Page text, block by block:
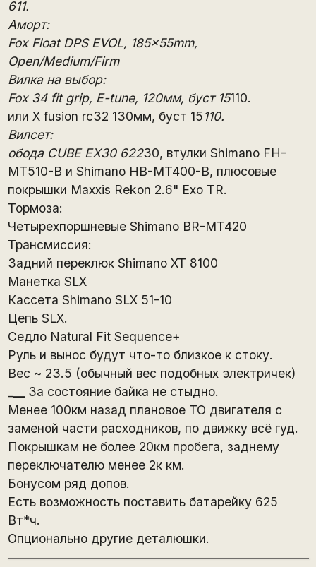
611.
Аморт:
Fox Float DPS EVOL, 185x55mm,
Open/Medium/Firm
Вилка на выбор:
Fox 34 fit grip, E-tune, 120мм, буст 15110.
или X fusion rc32 130мм, буст 15110.
Вилсет:
обода CUBE EX30 62230, втулки Shimano FH-
MT510-B и Shimano HB-MT400-B, плюсовые
покрышки Maxxis Rekon 2.6" Exo TR.
Тормоза:
Четырехпоршневые Shimano BR-MT420
Трансмиссия:
Задний переклюк Shimano XT 8100
Манетка SLX
Кассета Shimano SLX 51-10
Цепь SLX.
Седло Natural Fit Sequence+
Руль и вынос будут что-то близкое к стоку.
Вес ~ 23.5 (обычный вес подобных электричек)
За состояние байка не стыдно.
Менее 100км назад плановое ТО двигателя с
заменой части расходников, по движку всё гуд.
Покрышкам не более 20км пробега, заднему
переключателю менее 2к км.
Бонусом ряд допов.
Есть возможность поставить батарейку 625
Вт*ч.
Опционально другие деталюшки.